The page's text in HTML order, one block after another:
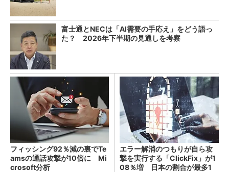
富士通とNECは「AI需要の手応え」をどう語っ
た？ 2026年下半期の見通しを考察
フィッシング92％減の裏でTe
amsの通話攻撃が10倍に Mi
crosoft分析
エラー解消のつもりが自ら攻
撃を実行する「ClickFix」が1
08％増 日本の割合が最多1